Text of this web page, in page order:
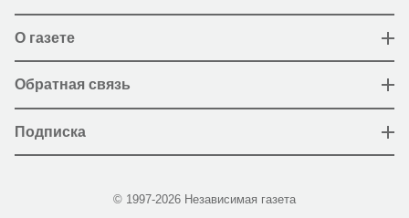
О газете
Обратная связь
Подписка
© 1997-2026 Независимая газета